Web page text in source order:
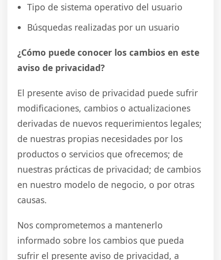
Tipo de sistema operativo del usuario
Búsquedas realizadas por un usuario
¿Cómo puede conocer los cambios en este
aviso de privacidad?
El presente aviso de privacidad puede sufrir
modificaciones, cambios o actualizaciones
derivadas de nuevos requerimientos legales;
de nuestras propias necesidades por los
productos o servicios que ofrecemos; de
nuestras prácticas de privacidad; de cambios
en nuestro modelo de negocio, o por otras
causas.
Nos comprometemos a mantenerlo
informado sobre los cambios que pueda
sufrir el presente aviso de privacidad, a